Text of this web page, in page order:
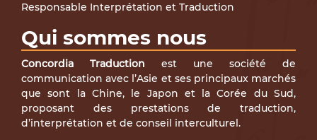
Responsable Interprétation et Traduction
Qui sommes nous
Concordia Traduction est une société de
communication avec l’Asie et ses principaux marchés
que sont la Chine, le Japon et la Corée du Sud,
proposant des prestations de traduction,
d’interprétation et de conseil interculturel.